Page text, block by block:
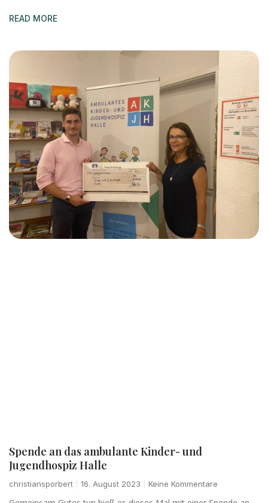
READ MORE
Spende an das ambulante Kinder- und
Jugendhospiz Halle
christiansporbert 16. August 2023 Keine Kommentare